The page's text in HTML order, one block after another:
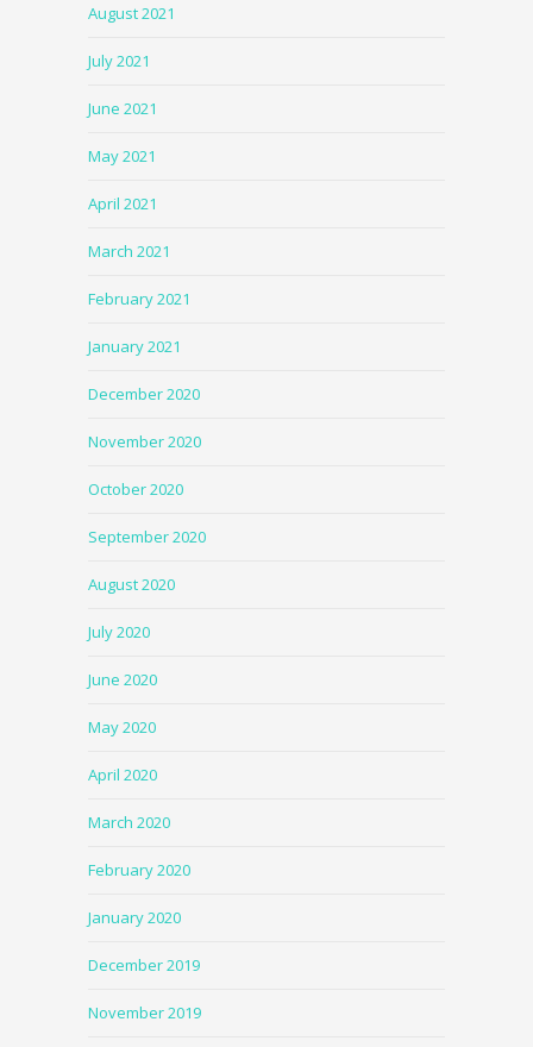
August 2021
July 2021
June 2021
May 2021
April 2021
March 2021
February 2021
January 2021
December 2020
November 2020
October 2020
September 2020
August 2020
July 2020
June 2020
May 2020
April 2020
March 2020
February 2020
January 2020
December 2019
November 2019